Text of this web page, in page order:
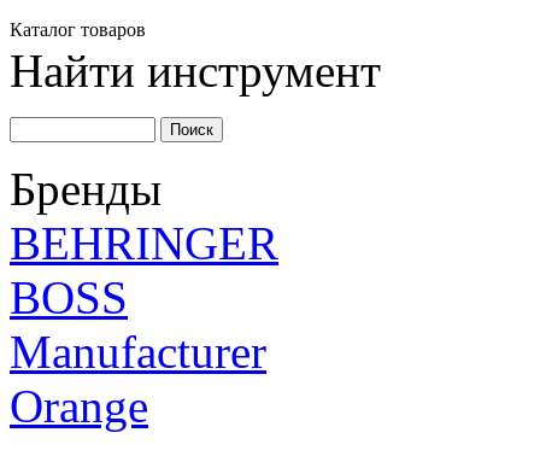
Каталог товаров
Найти инструмент
Бренды
BEHRINGER
BOSS
Manufacturer
Orange